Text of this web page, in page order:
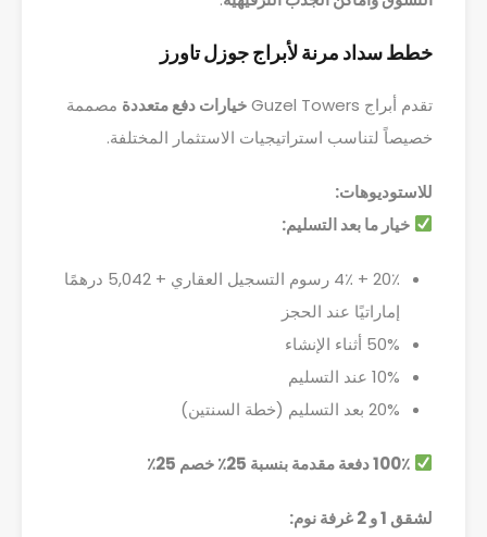
خطط سداد مرنة لأبراج جوزل تاورز
تقدم أبراج Guzel Towers خيارات دفع متعددة مصممة
خصيصاً لتناسب استراتيجيات الاستثمار المختلفة.
للاستوديوهات:
خيار ما بعد التسليم:
20٪ + 4٪ رسوم التسجيل العقاري + 5,042 درهمًا
إماراتيًا عند الحجز
50% أثناء الإنشاء
10% عند التسليم
20% بعد التسليم (خطة السنتين)
100٪ دفعة مقدمة بنسبة 25٪ خصم 25٪
لشقق 1 و 2 غرفة نوم: